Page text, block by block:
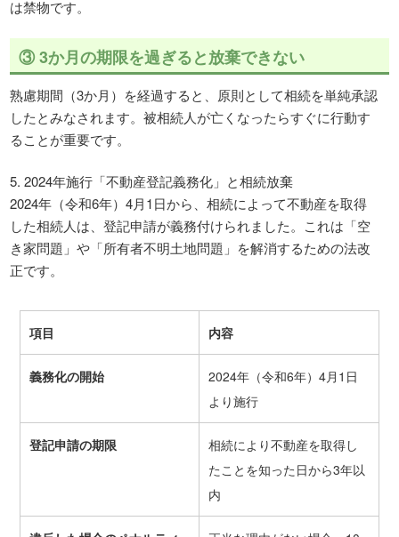
は禁物です。
③ 3か月の期限を過ぎると放棄できない
熟慮期間（3か月）を経過すると、原則として相続を単純承認
したとみなされます。被相続人が亡くなったらすぐに行動す
ることが重要です。
5. 2024年施行「不動産登記義務化」と相続放棄
2024年（令和6年）4月1日から、相続によって不動産を取得
した相続人は、登記申請が義務付けられました。これは「空
き家問題」や「所有者不明土地問題」を解消するための法改
正です。
項目 内容
義務化の開始
2024年（令和6年）4月1日
より施行
登記申請の期限
相続により不動産を取得し
たことを知った日から3年以
内